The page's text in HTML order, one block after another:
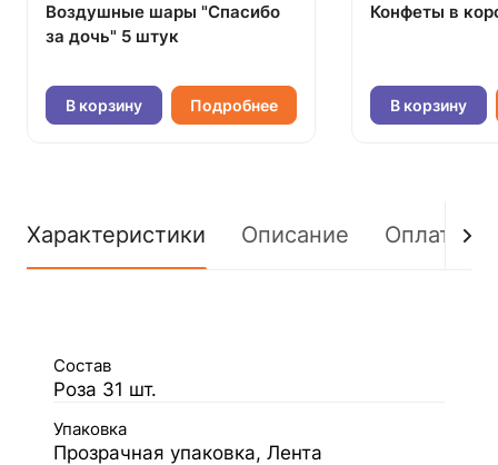
Воздушные шары "Спасибо
за дочь" 5 штук
В корзину Подробнее
Конфеты в
В корзину
Характеристики Описание Оплата
Состав
Роза 31 шт.
Упаковка
Прозрачная упаковка, Лента